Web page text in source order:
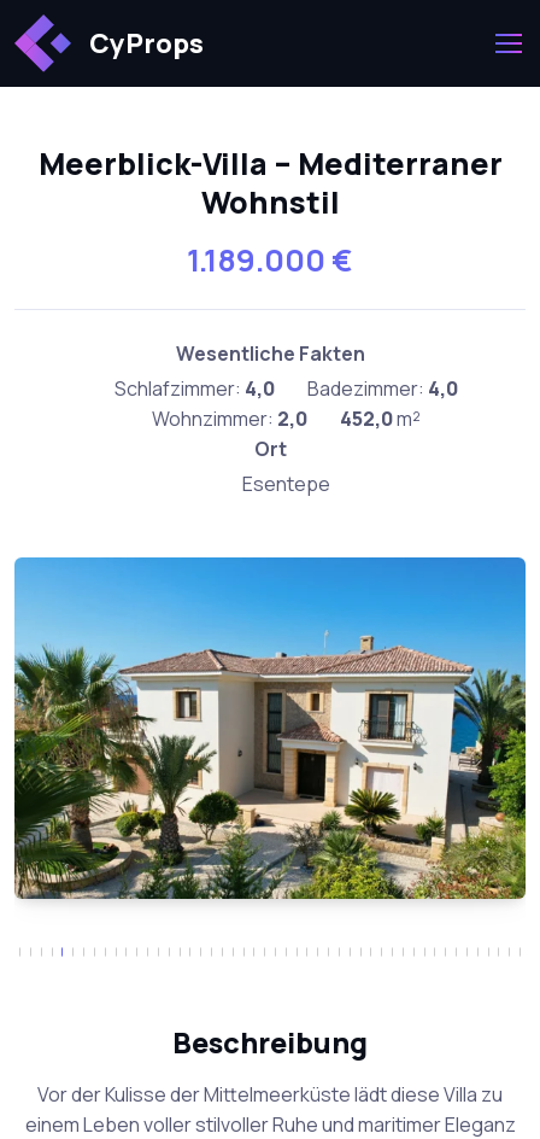
CyProps
Meerblick-Villa – Mediterraner
Wohnstil
1.189.000 €
Wesentliche Fakten
Schlafzimmer: 4,0 Badezimmer: 4,0
Wohnzimmer: 2,0 452,0m²
Ort
Esentepe
Beschreibung
Vor der Kulisse der Mittelmeerküste lädt diese Villa zu
einem Leben voller stilvoller Ruhe und maritimer Eleganz